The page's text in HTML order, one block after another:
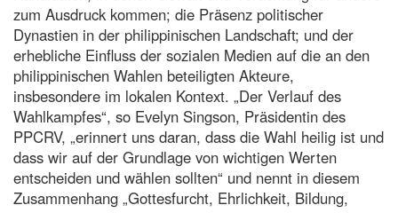
zum Ausdruck kommen; die Präsenz politischer
Dynastien in der philippinischen Landschaft; und der
erhebliche Einfluss der sozialen Medien auf die an den
philippinischen Wahlen beteiligten Akteure,
insbesondere im lokalen Kontext. „Der Verlauf des
Wahlkampfes“, so Evelyn Singson, Präsidentin des
PPCRV, „erinnert uns daran, dass die Wahl heilig ist und
dass wir auf der Grundlage von wichtigen Werten
entscheiden und wählen sollten“ und nennt in diesem
Zusammenhang „Gottesfurcht, Ehrlichkeit, Bildung,